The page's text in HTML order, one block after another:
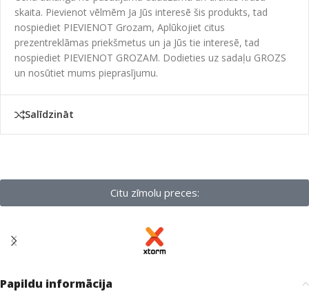
skaita. Pievienot vēlmēm Ja Jūs interesē šis produkts, tad
nospiediet PIEVIENOT Grozam, Aplūkojiet citus
prezentreklāmas priekšmetus un ja Jūs tie interesē, tad
nospiediet PIEVIENOT GROZAM. Dodieties uz sadaļu GROZS
un nosūtiet mums pieprasījumu.
Salīdzināt
Citu zīmolu preces:
Papildu informācija